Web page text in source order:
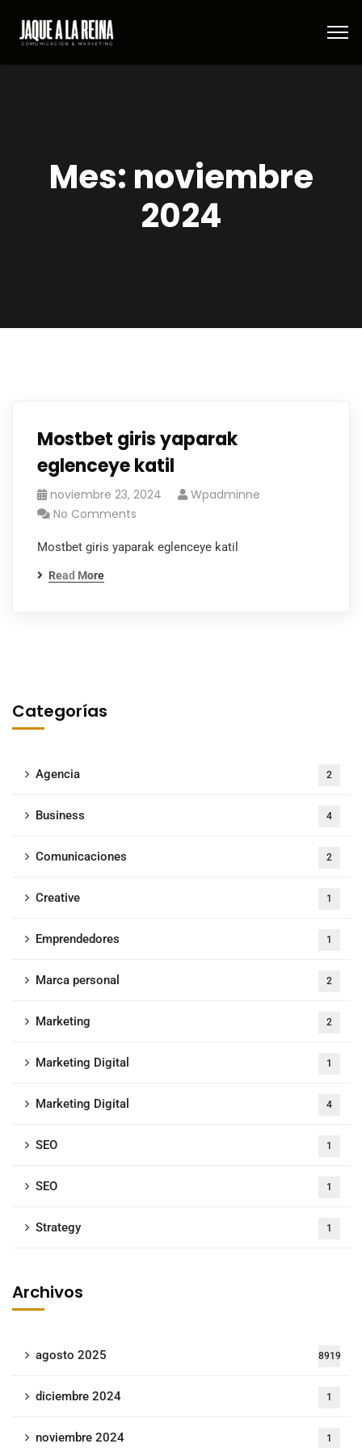
Mes: noviembre
2024
Mostbet giris yaparak
eglenceye katil
noviembre 23, 2024
Wpadminne
No Comments
Mostbet giris yaparak eglenceye katil
Read More
Categorías
Agencia 2
Business 4
Comunicaciones 2
Creative 1
Emprendedores 1
Marca personal 2
Marketing 2
Marketing Digital 1
Marketing Digital 4
SEO 1
SEO 1
Strategy 1
Archivos
agosto 2025 8919
diciembre 2024 1
noviembre 2024 1